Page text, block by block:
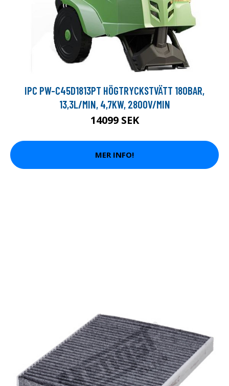
IPC PW-C45D1813PT HÖGTRYCKSTVÄTT 180BAR,
13,3L/MIN, 4,7KW, 2800V/MIN
14099 SEK
MER INFO!